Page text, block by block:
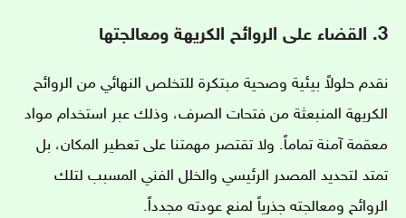
3. القضاء على الروائح الكريهة ومعالجتها
نقدم حلولاً بيئية وصحية مبتكرة للتخلص النهائي من الروائح
الكريهة المنبعثة من فتحات الصرف، وذلك عبر استخدام مواد
معقمة آمنة تماماً. ولا تقتصر مهمتنا على تعطير المكان، بل
تمتد لتحديد المصدر الرئيسي والخلل الفني المسبب لتلك
الروائح ومعالجته جذرياً لمنع عودته مجدداً.